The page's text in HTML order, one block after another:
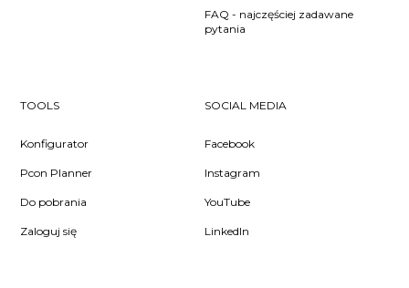
FAQ - najczęściej zadawane
pytania
TOOLS
Konfigurator
Pcon Planner
Do pobrania
Zaloguj się
SOCIAL MEDIA
Facebook
Instagram
YouTube
LinkedIn